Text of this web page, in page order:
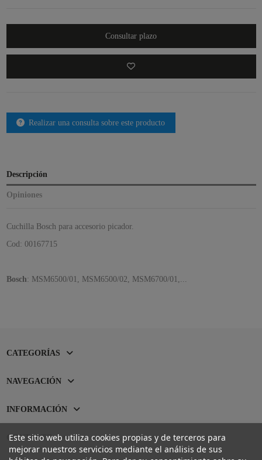
Consultar plazo
Realizar una consulta sobre este producto
Descripción
Opiniones
Cuchilla Bosch para accesorio picador.
Cod: 00167715
Bosch: MSM6500/01, MSM6500/02, MSM6700/01,...
CATEGORÍAS
NAVEGACIÓN
INFORMACIÓN
CONTACTO
Este sitio web utiliza cookies propias y de terceros para
mejorar nuestros servicios mediante el análisis de sus